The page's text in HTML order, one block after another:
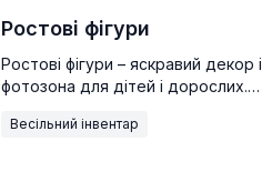
Ростові фігури
Ростові фігури – яскравий декор і
фотозона для дітей і дорослих.
корпоративів та фестивалів.
Весільний інвентар